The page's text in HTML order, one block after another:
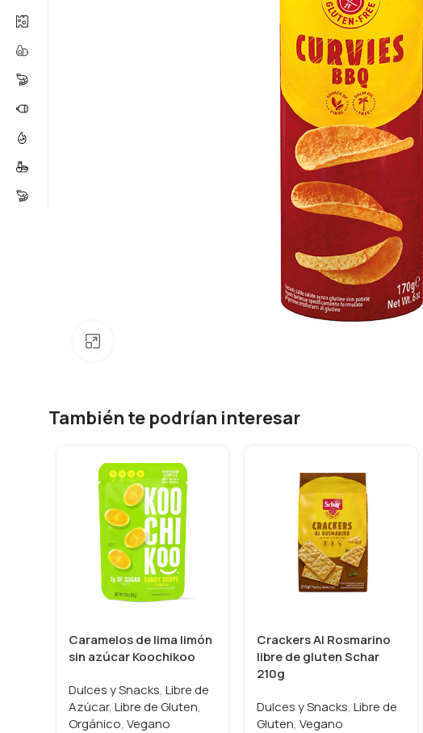
También te podrían interesar
Caramelos de lima limón
sin azúcar Koochikoo
Dulces y Snacks, Libre de
Azúcar, Libre de Gluten,
Orgánico, Vegano
Crackers Al Rosmarino
libre de gluten Schar
210g
Dulces y Snacks, Libre de
Gluten, Vegano